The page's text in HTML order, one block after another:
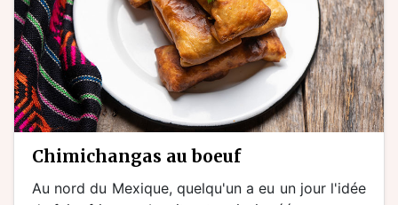
chimichangas au boeuf
Au nord du Mexique, quelqu'un a eu un jour l'idée